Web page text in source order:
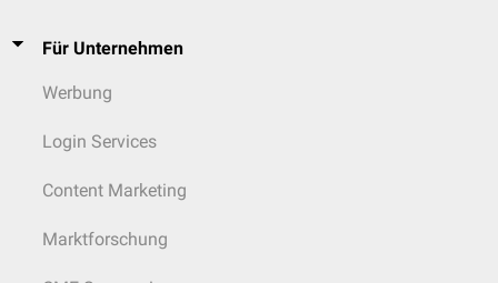
Für Unternehmen
Werbung
Login Services
Content Marketing
Marktforschung